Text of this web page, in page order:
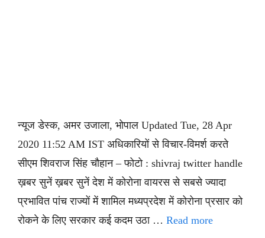
न्यूज डेस्क, अमर उजाला, भोपाल Updated Tue, 28 Apr
2020 11:52 AM IST अधिकारियों से विचार-विमर्श करते
सीएम शिवराज सिंह चौहान – फोटो : shivraj twitter handle
ख़बर सुनें ख़बर सुनें देश में कोरोना वायरस से सबसे ज्यादा
प्रभावित पांच राज्यों में शामिल मध्यप्रदेश में कोरोना प्रसार को
रोकने के लिए सरकार कई कदम उठा … Read more